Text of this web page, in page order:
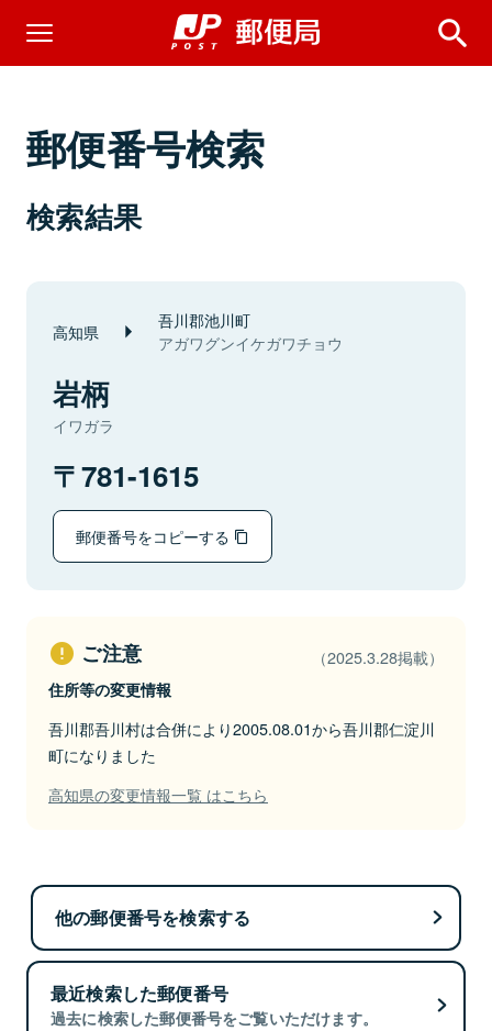
郵便番号検索
検索結果
高知県 吾川郡池川町
アガワグンイケガワチョウ
岩柄
イワガラ
781-1615
郵便番号をコピーする
ご注意 （2025.3.28掲載）
住所等の変更情報
吾川郡吾川村は合併により2005.08.01から吾川郡仁淀川
町になりました
高知県の変更情報一覧 はこちら
他の郵便番号を検索する
最近検索した郵便番号
過去に検索した郵便番号をご覧いただけます。